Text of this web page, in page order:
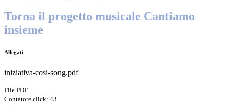
Torna il progetto musicale Cantiamo
insieme
Allegati
iniziativa-cosi-song.pdf
File PDF
Contatore click: 43